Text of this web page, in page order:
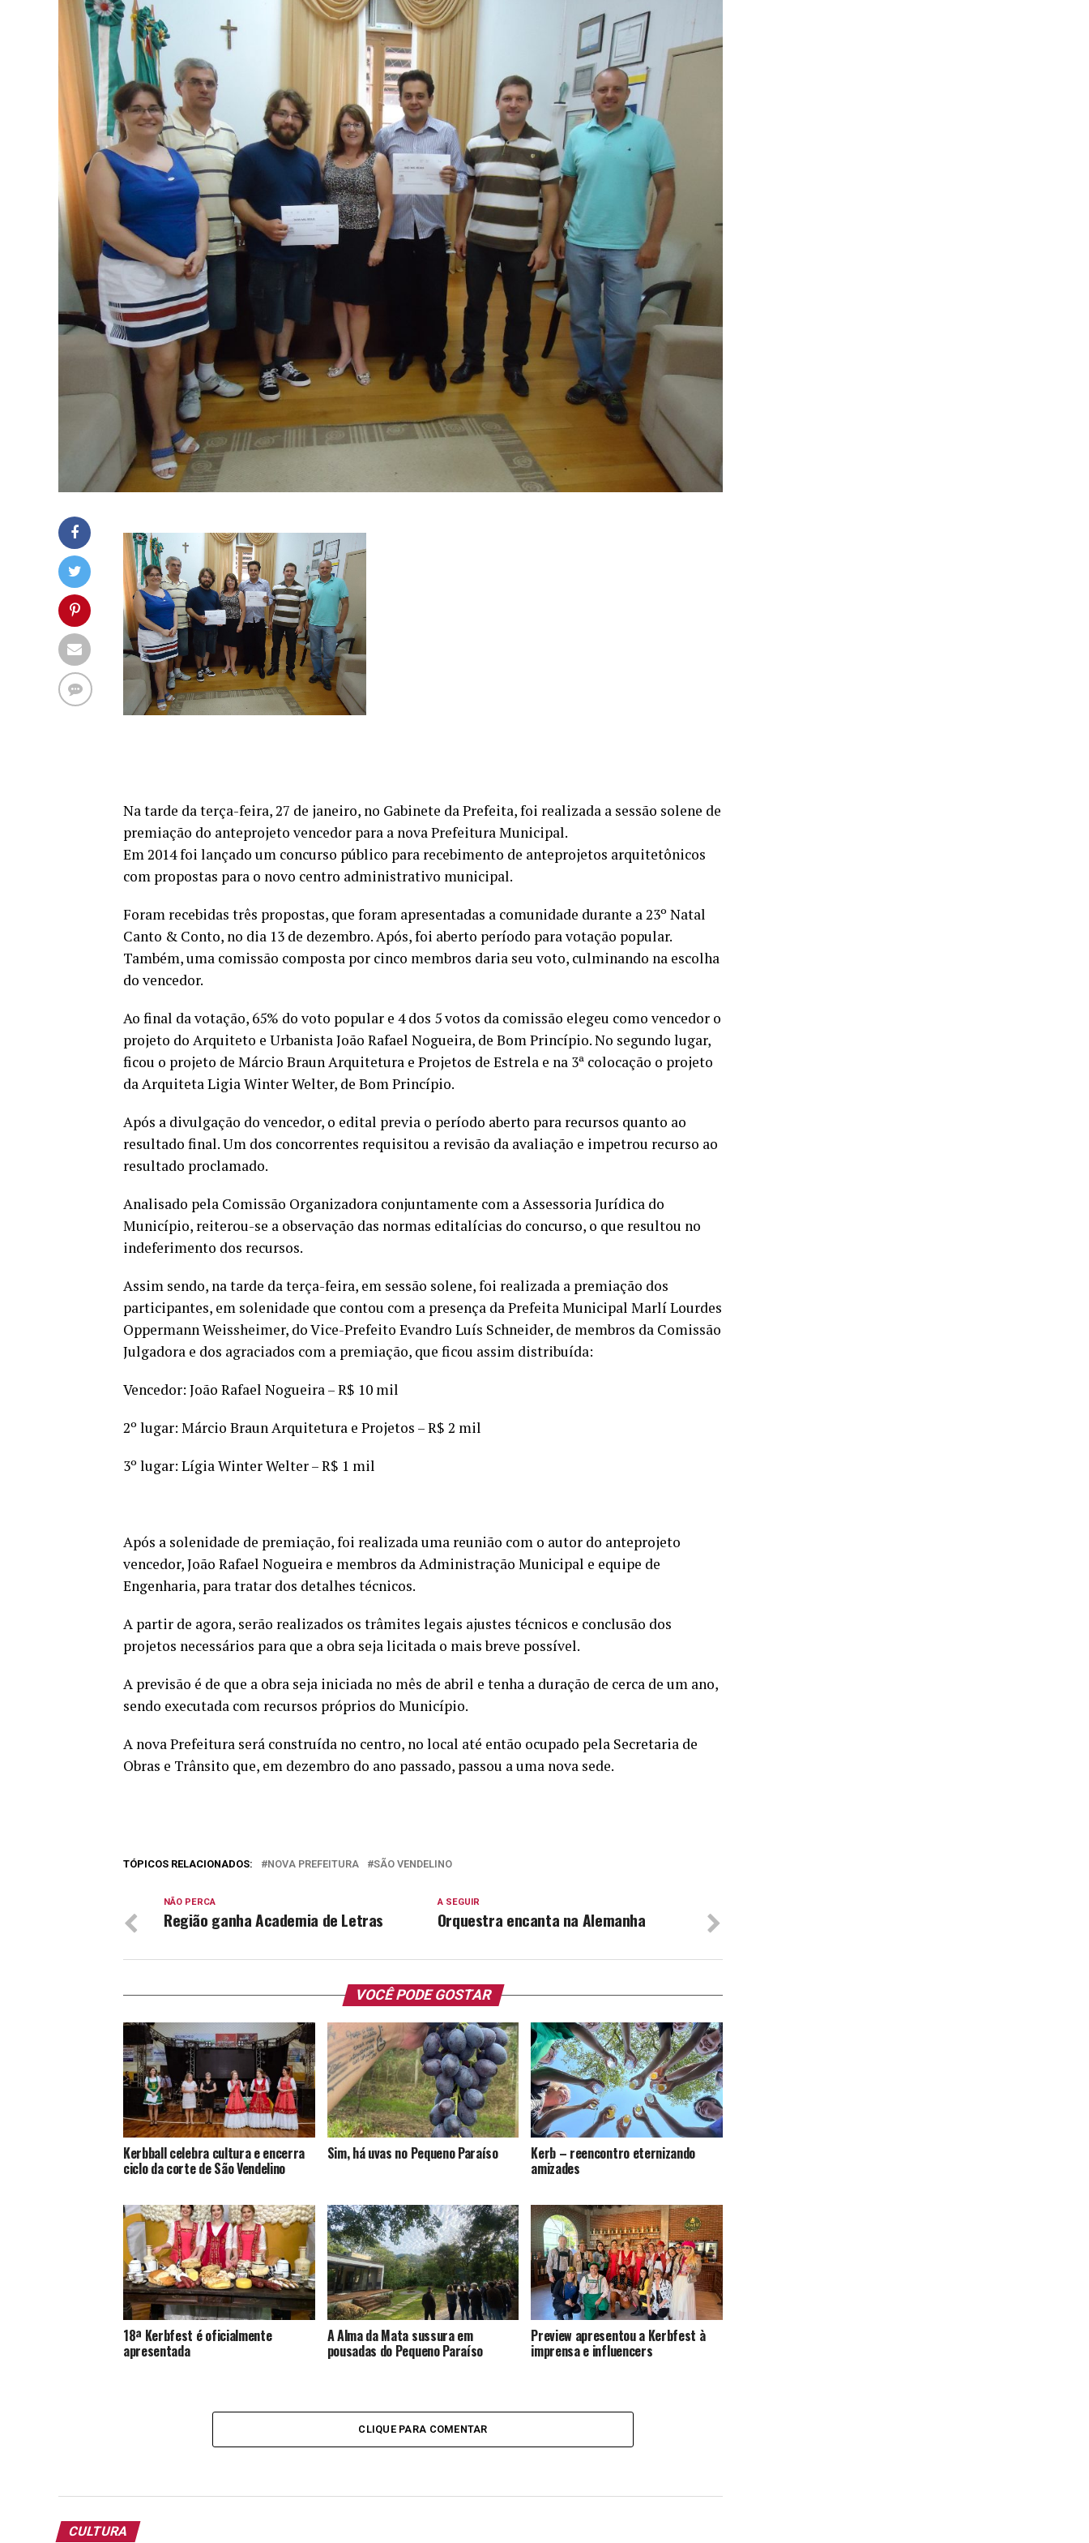
Na tarde da terça-feira, 27 de janeiro, no Gabinete da Prefeita, foi realizada a sessão solene de
premiação do anteprojeto vencedor para a nova Prefeitura Municipal.
Em 2014 foi lançado um concurso público para recebimento de anteprojetos arquitetônicos
com propostas para o novo centro administrativo municipal.
Foram recebidas três propostas, que foram apresentadas a comunidade durante a 23º Natal
Canto & Conto, no dia 13 de dezembro. Após, foi aberto período para votação popular.
Também, uma comissão composta por cinco membros daria seu voto, culminando na escolha
do vencedor.
Ao final da votação, 65% do voto popular e 4 dos 5 votos da comissão elegeu como vencedor o
projeto do Arquiteto e Urbanista João Rafael Nogueira, de Bom Princípio. No segundo lugar,
ficou o projeto de Márcio Braun Arquitetura e Projetos de Estrela e na 3ª colocação o projeto
da Arquiteta Ligia Winter Welter, de Bom Princípio.
Após a divulgação do vencedor, o edital previa o período aberto para recursos quanto ao
resultado final. Um dos concorrentes requisitou a revisão da avaliação e impetrou recurso ao
resultado proclamado.
Analisado pela Comissão Organizadora conjuntamente com a Assessoria Jurídica do
Município, reiterou-se a observação das normas editalícias do concurso, o que resultou no
indeferimento dos recursos.
Assim sendo, na tarde da terça-feira, em sessão solene, foi realizada a premiação dos
participantes, em solenidade que contou com a presença da Prefeita Municipal Marlí Lourdes
Oppermann Weissheimer, do Vice-Prefeito Evandro Luís Schneider, de membros da Comissão
Julgadora e dos agraciados com a premiação, que ficou assim distribuída:
Vencedor: João Rafael Nogueira – R$ 10 mil
2º lugar: Márcio Braun Arquitetura e Projetos – R$ 2 mil
3º lugar: Lígia Winter Welter – R$ 1 mil
Após a solenidade de premiação, foi realizada uma reunião com o autor do anteprojeto
vencedor, João Rafael Nogueira e membros da Administração Municipal e equipe de
Engenharia, para tratar dos detalhes técnicos.
A partir de agora, serão realizados os trâmites legais ajustes técnicos e conclusão dos
projetos necessários para que a obra seja licitada o mais breve possível.
A previsão é de que a obra seja iniciada no mês de abril e tenha a duração de cerca de um ano,
sendo executada com recursos próprios do Município.
A nova Prefeitura será construída no centro, no local até então ocupado pela Secretaria de
Obras e Trânsito que, em dezembro do ano passado, passou a uma nova sede.
TÓPICOS RELACIONADOS: NOVA PREFEITURA SÃO VENDELINO
A SEGUIR
Orquestra encanta na Alemanha
NÃO PERCA
Região ganha Academia de Letras
VOCÊ PODE GOSTAR
Kerbball celebra cultura e encerra
ciclo da corte de São Vendelino
Sim, há uvas no Pequeno Paraíso Kerb – reencontro eternizando
amizades
18ª Kerbfest é oficialmente
apresentada
A Alma da Mata sussura em
pousadas do Pequeno Paraíso
Preview apresentou a Kerbfest à
imprensa e influencers
CLIQUE PARA COMENTAR
CULTURA